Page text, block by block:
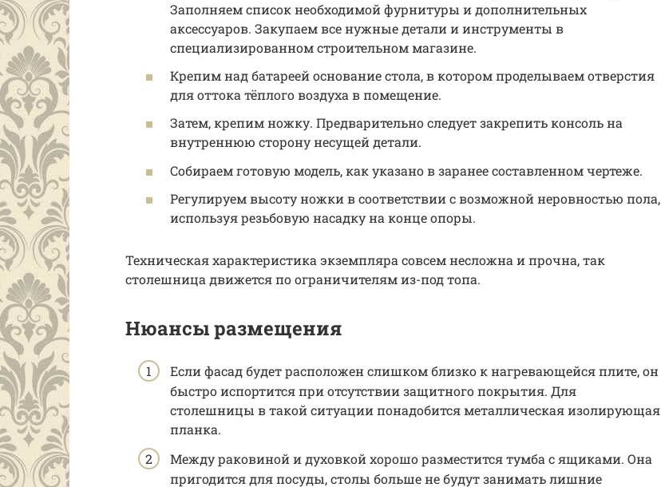
Заполняем список необходимой фурнитуры и дополнительных
аксессуаров. Закупаем все нужные детали и инструменты в
специализированном строительном магазине.
Крепим над батареей основание стола, в котором проделываем отверстия
для оттока тёплого воздуха в помещение.
Затем, крепим ножку. Предварительно следует закрепить консоль на
внутреннюю сторону несущей детали.
Собираем готовую модель, как указано в заранее составленном чертеже.
Регулируем высоту ножки в соответствии с возможной неровностью пола,
используя резьбовую насадку на конце опоры.
Техническая характеристика экземпляра совсем несложна и прочна, так
столешница движется по ограничителям из-под топа.
Нюансы размещения
Если фасад будет расположен слишком близко к нагревающейся плите, он
быстро испортится при отсутствии защитного покрытия. Для
столешницы в такой ситуации понадобится металлическая изолирующая
планка.
Между раковиной и духовкой хорошо разместится тумба с ящиками. Она
пригодится для посуды, столы больше не будут занимать лишние